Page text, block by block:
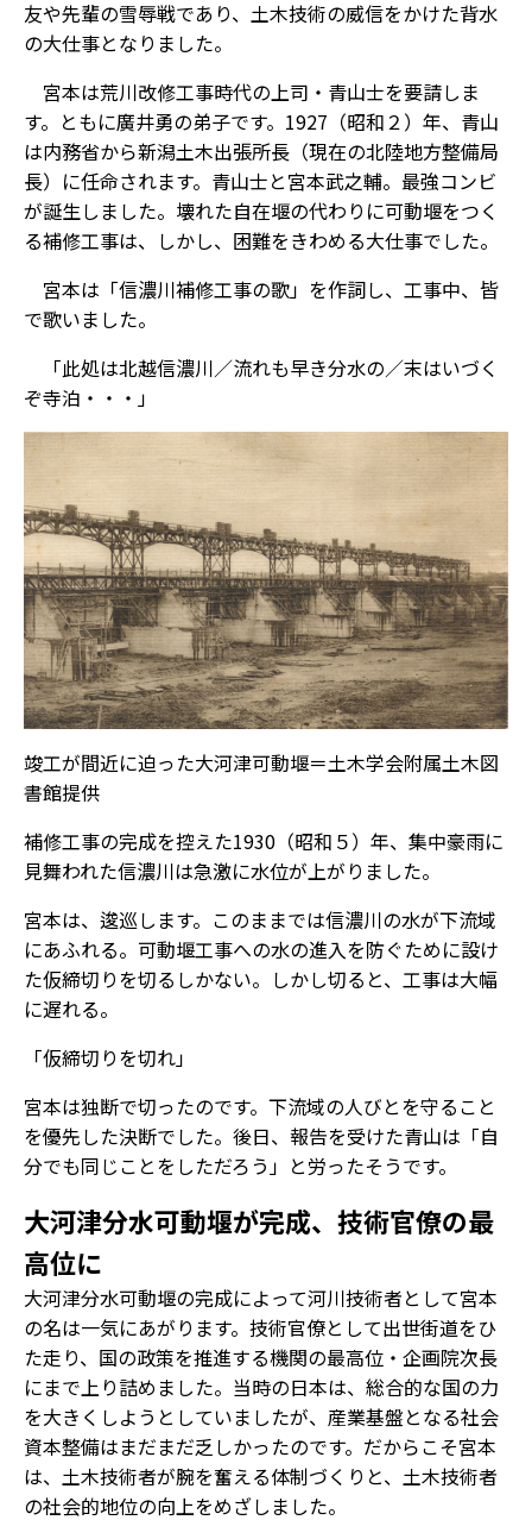
友や先輩の雪辱戦であり、土木技術の威信をかけた背水
の大仕事となりました。
宮本は荒川改修工事時代の上司・青山士を要請しま
す。ともに廣井勇の弟子です。1927（昭和２）年、青山
は内務省から新潟土木出張所長（現在の北陸地方整備局
長）に任命されます。青山士と宮本武之輔。最強コンビ
が誕生しました。壊れた自在堰の代わりに可動堰をつく
る補修工事は、しかし、困難をきわめる大仕事でした。
宮本は「信濃川補修工事の歌」を作詞し、工事中、皆
で歌いました。
「此処は北越信濃川／流れも早き分水の／末はいづく
ぞ寺泊・・・」
竣工が間近に迫った大河津可動堰＝土木学会附属土木図
書館提供
補修工事の完成を控えた1930（昭和５）年、集中豪雨に
見舞われた信濃川は急激に水位が上がりました。
宮本は、逡巡します。このままでは信濃川の水が下流域
にあふれる。可動堰工事への水の進入を防ぐために設け
た仮締切りを切るしかない。しかし切ると、工事は大幅
に遅れる。
「仮締切りを切れ」
宮本は独断で切ったのです。下流域の人びとを守ること
を優先した決断でした。後日、報告を受けた青山は「自
分でも同じことをしただろう」と労ったそうです。
大河津分水可動堰が完成、技術官僚の最
高位に
大河津分水可動堰の完成によって河川技術者として宮本
の名は一気にあがります。技術官僚として出世街道をひ
た走り、国の政策を推進する機関の最高位・企画院次長
にまで上り詰めました。当時の日本は、総合的な国の力
を大きくしようとしていましたが、産業基盤となる社会
資本整備はまだまだ乏しかったのです。だからこそ宮本
は、土木技術者が腕を奮える体制づくりと、土木技術者
の社会的地位の向上をめざしました。